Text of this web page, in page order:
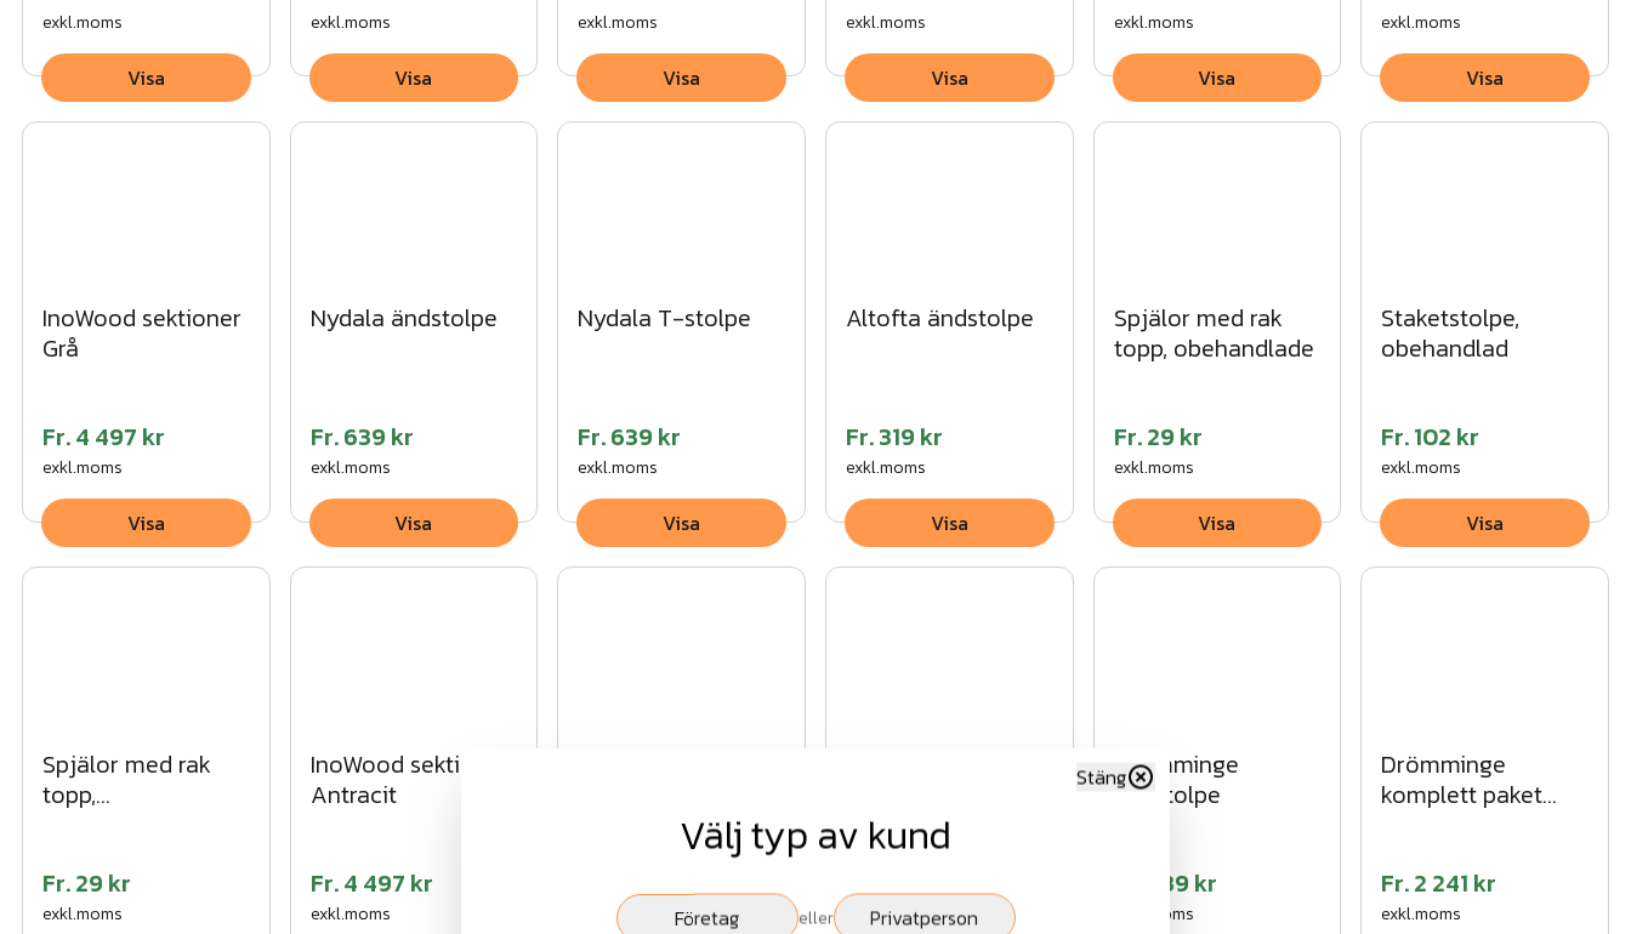
exkl.moms
Visa
exkl.moms
Visa
exkl.moms
Visa
exkl.moms
Visa
exkl.moms
Visa
exkl.moms
Visa
InoWood sektioner
Grå
Fr.4 497 kr
exkl.moms
Visa
Nydala ändstolpe
Fr.639 kr
exkl.moms
Visa
Nydala T-stolpe
Fr.639 kr
exkl.moms
Visa
Altofta ändstolpe
Fr.319 kr
exkl.moms
Visa
Spjälor med rak
topp, obehandlade
Fr.29 kr
exkl.moms
Visa
Staketstolpe,
obehandlad
Fr.102 kr
exkl.moms
Visa
Spjälor med rak
topp,
Fr.29 kr
exkl.moms
InoWood sektioner
Antracit
Fr.4 497 kr
exkl.moms exkl.moms
Fr.2 241 kr
exkl.moms
Drömminge
ändstolpe
639 kr
exkl.moms
Drömminge
komplett paket
Fr.2 241 kr
exkl.moms
Välj typ av kund
Stäng
Företag eller Privatperson